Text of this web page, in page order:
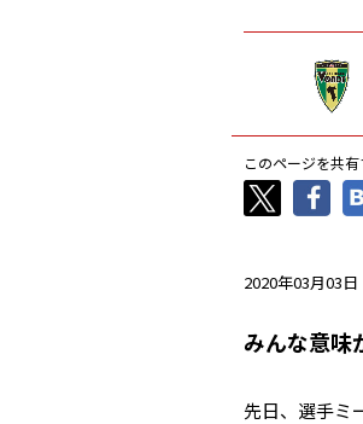
このページを共有
2020年03月03日
みんな意味
先日、選手ミ